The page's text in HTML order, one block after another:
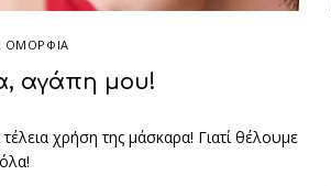
ΟΜΟΡΦΙΑ
αγάπη μου!
χρήση της μάσκαρα! Γιατί θέλουμε